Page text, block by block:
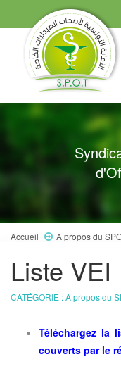
Accueil A propos du
Liste VEI
CATÉGORIE : A propos du
Téléchargez la
couverts par le